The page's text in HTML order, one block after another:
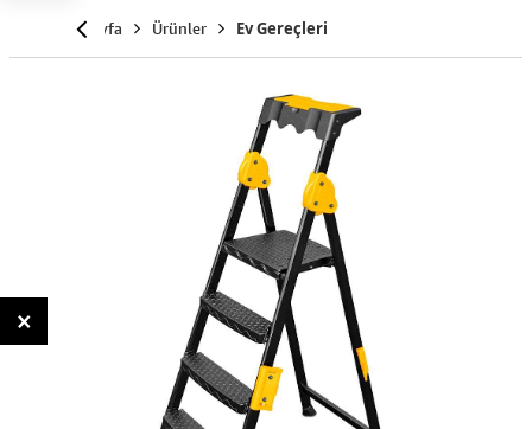
Anasayfa Ürünler Ev Gereçleri
×